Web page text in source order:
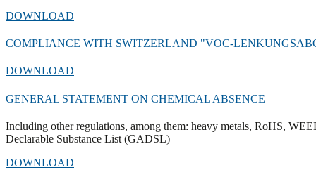
DOWNLOAD
COMPLIANCE WITH SWITZERLAND "VOC-
DOWNLOAD
GENERAL STATEMENT ON CHEMICAL ABSENCE
Including other regulations, among them: heavy metals, RoHS,
Declarable Substance List (GADSL)
DOWNLOAD